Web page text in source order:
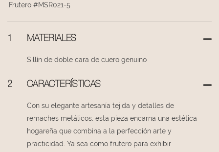
Frutero #MSR021-5
1 MATERIALES
Sillín de doble cara de cuero genuino
2 CARACTERÍSTICAS
Con su elegante artesanía tejida y detalles de
remaches metálicos, esta pieza encarna una estética
hogareña que combina a la perfección arte y
practicidad. Ya sea como frutero para exhibir